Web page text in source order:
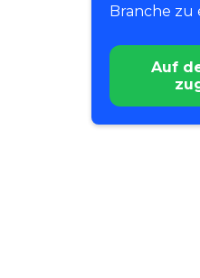
mit KI
Branche zu
Auf